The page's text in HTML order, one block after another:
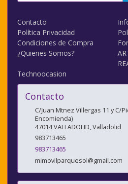
Contacto
Política Privacidad
Condiciones de Compra
¿Quienes Somos?
Technoocasion
Contacto
C/Juan Mtnez Villergas 11 y C/
Encomienda)
47014VALLADOLID,Valladolid
983713465
983713465
mimovilparquesol@gmail.com